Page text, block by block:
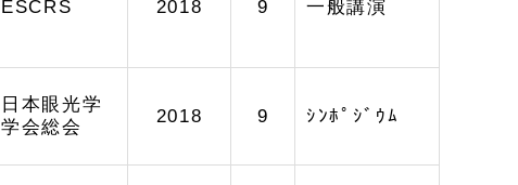
ESCRS 2018 9 一般講演
日本眼光学
学会総会
2018 9 ｼﾝﾎﾟｼﾞｳﾑ